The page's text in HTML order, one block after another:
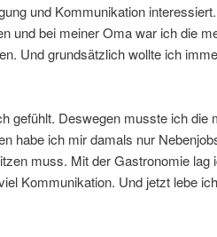
und Kommunikation
und bei meiner Oma war ich die
Und grundsätzlich wollte ich
gefühlt. Deswegen musste ich die
habe ich mir damals nur
muss. Mit der Gastronomie lag
Kommunikation. Und jetzt lebe